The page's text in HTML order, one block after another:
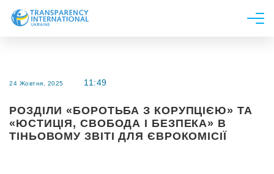
Дослідження
Напрями роботи
Долучитися
24 Жовтня, 2025 11:49
РОЗДІЛИ «БОРОТЬБА З КОРУПЦІЄЮ» ТА
«ЮСТИЦІЯ, СВОБОДА І БЕЗПЕКА» В
ТІНЬОВОМУ ЗВІТІ ДЛЯ ЄВРОКОМІСІЇ